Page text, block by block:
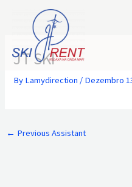
JT SKI
By Lamydirection / Dezembro
← Previous Assistant